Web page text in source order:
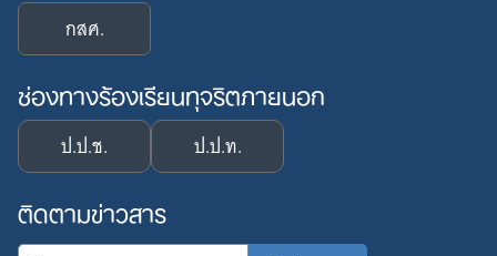
กสศ.
ช่องทางร้องเรียนทุจริตภายนอก
ป.ป.ช. ป.ป.ท.
ติดตามข่าวสาร